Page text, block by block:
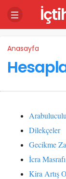
Anasayfa
Dilekçeler
Gecikme
İcra
Kira Artış